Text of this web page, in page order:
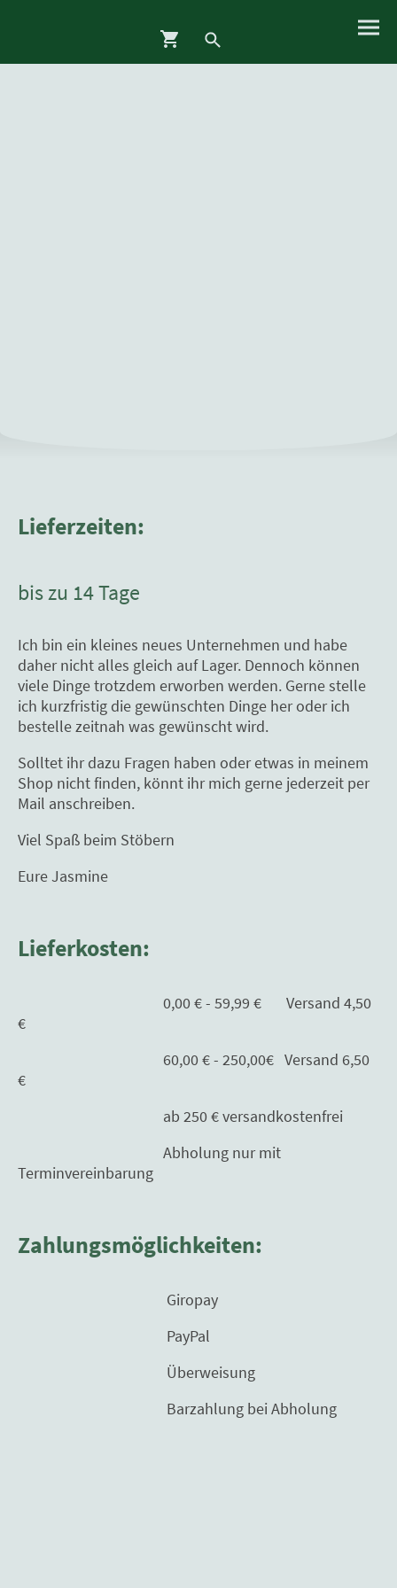
Lieferzeiten:
bis zu 14 Tage
Ich bin ein kleines neues Unternehmen und habe
daher nicht alles gleich auf Lager. Dennoch können
viele Dinge trotzdem erworben werden. Gerne stelle
ich kurzfristig die gewünschten Dinge her oder ich
bestelle zeitnah was gewünscht wird.
Solltet ihr dazu Fragen haben oder etwas in meinem
Shop nicht finden, könnt ihr mich gerne jederzeit per
Mail anschreiben.
Viel Spaß beim Stöbern
Eure Jasmine
Lieferkosten:
0,00 € - 59,99 € Versand 4,50
€
60,00 € - 250,00€ Versand 6,50
€
ab 250 € versandkostenfrei
Abholung nur mit
Terminvereinbarung
Zahlungsmöglichkeiten:
Giropay
PayPal
Überweisung
Barzahlung bei Abholung